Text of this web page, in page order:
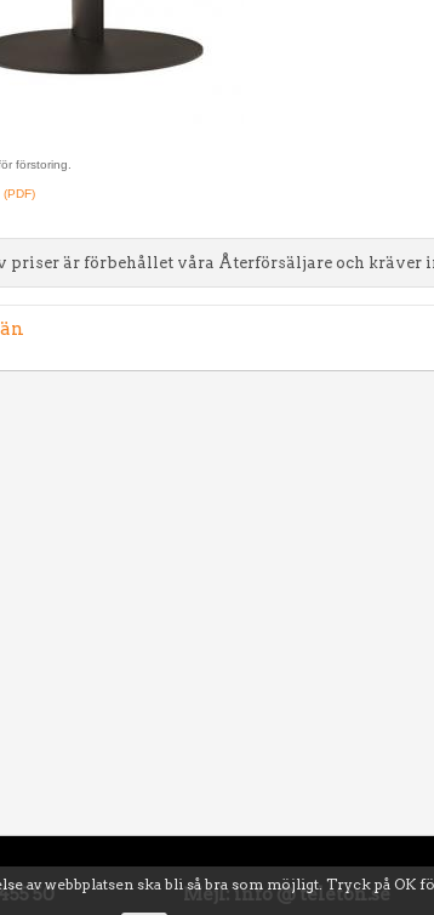
av webbplatsen ska bli så bra som möjligt. Tryck på OK
förstoring.
priser är förbehållet våra Återförsäljare och kräver
50 Mejl: info @ teleton.se